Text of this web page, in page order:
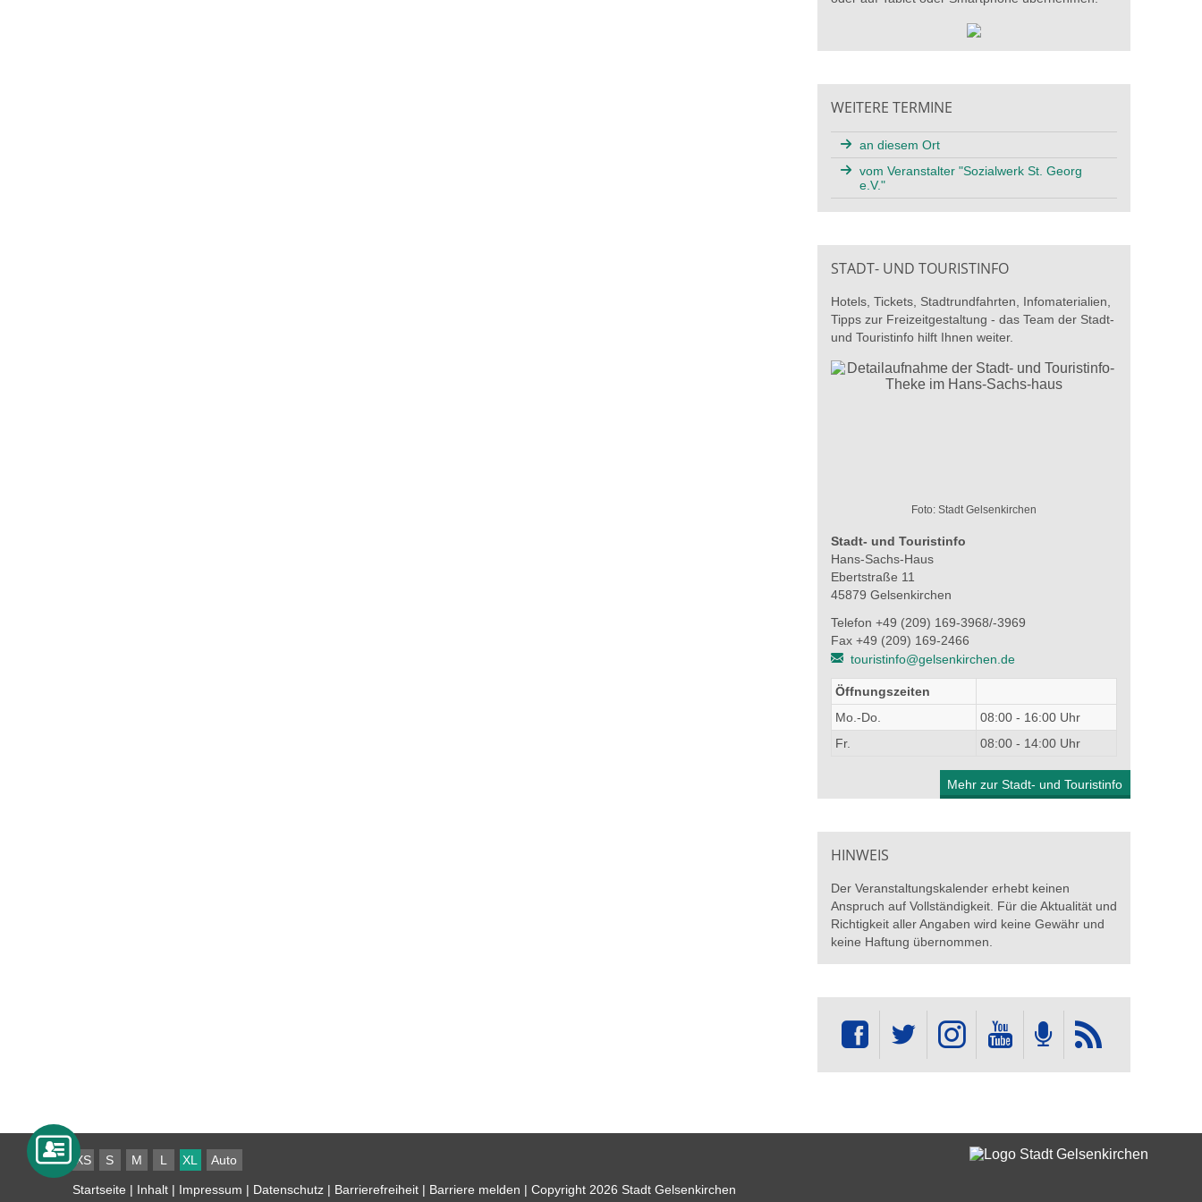
WEITERE TERMINE
an diesem Ort
vom Veranstalter "Sozialwerk St. Georg
e.V."
STADT- UND TOURISTINFO
Hotels, Tickets, Stadtrundfahrten, Infomaterialien,
Tipps zur Freizeitgestaltung - das Team der Stadt-
und Touristinfo hilft Ihnen weiter.
Foto: Stadt Gelsenkirchen
Stadt- und Touristinfo
Hans-Sachs-Haus
Ebertstraße 11
45879 Gelsenkirchen
Telefon +49 (209) 169-3968/-3969
Fax +49 (209) 169-2466
touristinfo@gelsenkirchen.de
Öffnungszeiten
Mo.-Do.
08:00 - 16:00 Uhr
Fr.
08:00 - 14:00 Uhr
Mehr zur Stadt- und Touristinfo
HINWEIS
Der Veranstaltungskalender erhebt keinen
Anspruch auf Vollständigkeit. Für die Aktualität und
Richtigkeit aller Angaben wird keine Gewähr und
keine Haftung übernommen.
XS S M L XL Auto
Startseite | Inhalt| Impressum | Datenschutz| Barrierefreiheit| Barriere melden | Copyright 2026 Stadt Gelsenkirchen